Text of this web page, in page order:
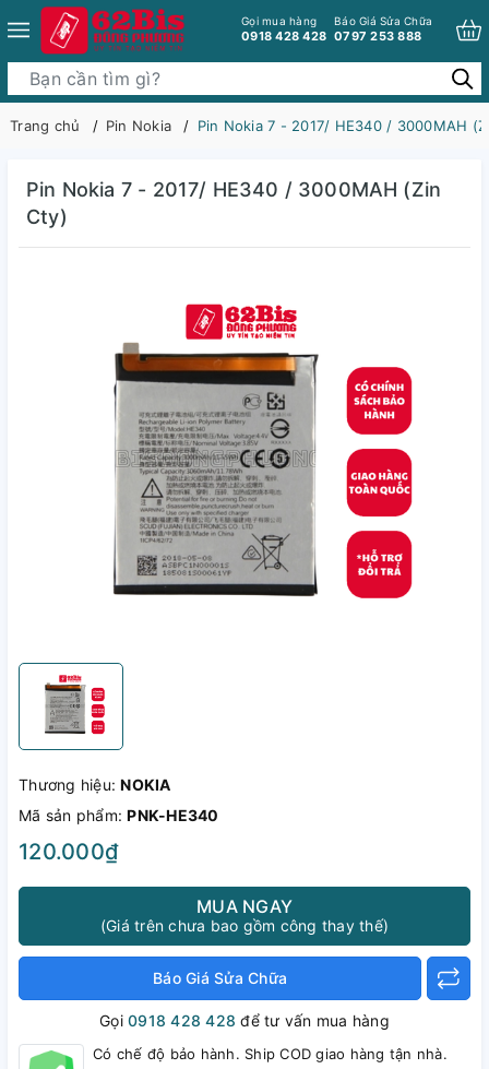
Gọi mua hàng
0918 428 428
Báo Giá Sửa Chữa
0797 253 888
Trang chủ Pin Nokia Pin Nokia 7 - 2017/ HE340 / 3000MAH
Pin Nokia 7 - 2017/ HE340 / 3000MAH (Zin
Cty)
Thương hiệu:NOKIA
Mã sản phẩm:PNK-HE340
120.000₫
MUA NGAY
(Giá trên chưa bao gồm công thay thế)
Báo Giá Sửa Chữa
Gọi0918 428 428 để tư vấn mua hàng
Có chế độ bảo hành. Ship COD giao hàng tận nhà.